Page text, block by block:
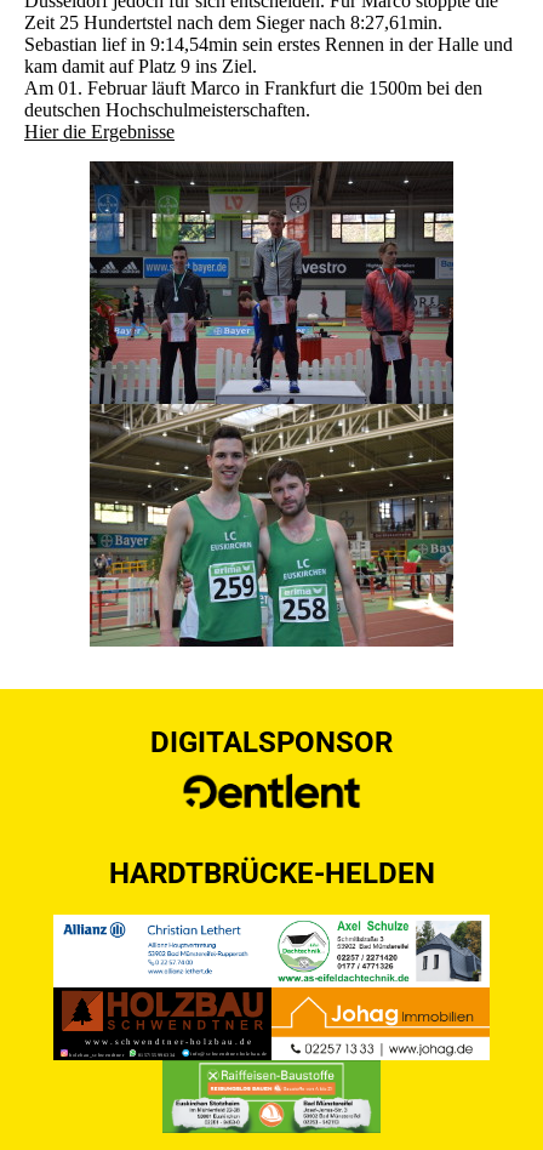
Zeit 25 Hundertstel nach dem Sieger nach 8:27,61min.
Sebastian lief in 9:14,54min sein erstes Rennen in der Halle und
kam damit auf Platz 9 ins Ziel.
Am 01. Februar läuft Marco in Frankfurt die 1500m bei den
deutschen Hochschulmeisterschaften.
Hier die Ergebnisse
DIGITALSPONSOR
HARDTBRÜCKE-HELDEN